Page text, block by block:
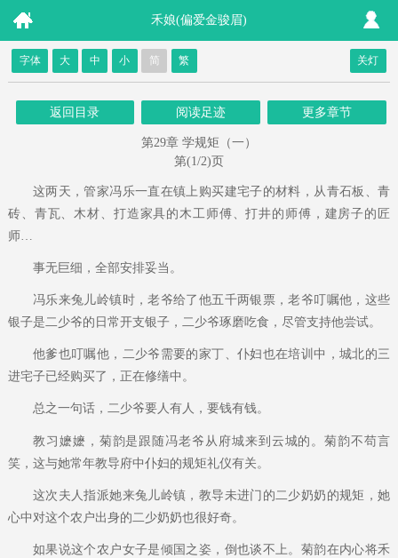
禾娘(偏爱金骏眉)
字体 大 中 小 简 繁 关灯
返回目录 阅读足迹 更多章节
第29章 学规矩（一）
第(1/2)页
这两天，管家冯乐一直在镇上购买建宅子的材料，从青石板、青
砖、青瓦、木材、打造家具的木工师傅、打井的师傅，建房子的匠
师…
事无巨细，全部安排妥当。
冯乐来兔儿岭镇时，老爷给了他五千两银票，老爷叮嘱他，这些
银子是二少爷的日常开支银子，二少爷琢磨吃食，尽管支持他尝试。
他爹也叮嘱他，二少爷需要的家丁、仆妇也在培训中，城北的三
进宅子已经购买了，正在修缮中。
总之一句话，二少爷要人有人，要钱有钱。
教习嬷嬷，菊韵是跟随冯老爷从府城来到云城的。菊韵不苟言
笑，这与她常年教导府中仆妇的规矩礼仪有关。
这次夫人指派她来兔儿岭镇，教导未进门的二少奶奶的规矩，她
心中对这个农户出身的二少奶奶也很好奇。
如果说这个农户女子是倾国之姿，倒也谈不上。菊韵在内心将禾